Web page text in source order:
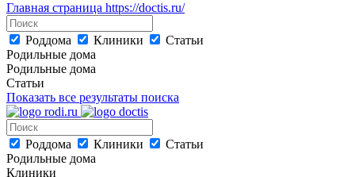
Главная страница https://doctis.ru/
Роддома Клиники
Статьи
Родильные дома
Родильные дома
Статьи
Показать все результаты поиска
Роддома Клиники
Статьи
Родильные дома
Клиники